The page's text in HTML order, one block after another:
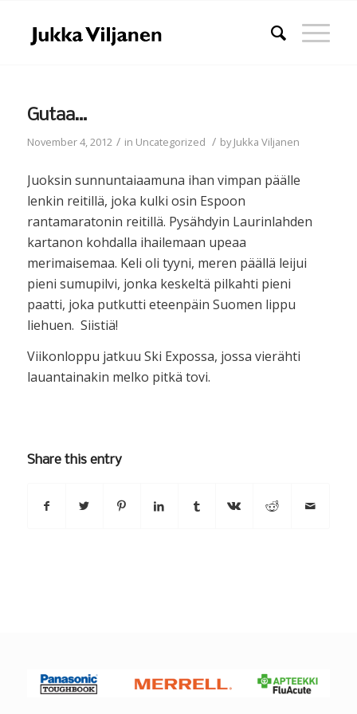
Gutaa…
November 4, 2012 / in Uncategorized / byJukka Viljanen
Juoksin sunnuntaiaamuna ihan vimpan päälle
lenkin reitillä, joka kulki osin Espoon
rantamaratonin reitillä. Pysähdyin Laurinlahden
kartanon kohdalla ihailemaan upeaa
merimaisemaa. Keli oli tyyni, meren päällä leijui
pieni sumupilvi, jonka keskeltä pilkahti pieni
paatti, joka putkutti eteenpäin Suomen lippu
liehuen. Siistiä!
Viikonloppu jatkuu Ski Expossa, jossa vierähti
lauantainakin melko pitkä tovi.
Share this entry